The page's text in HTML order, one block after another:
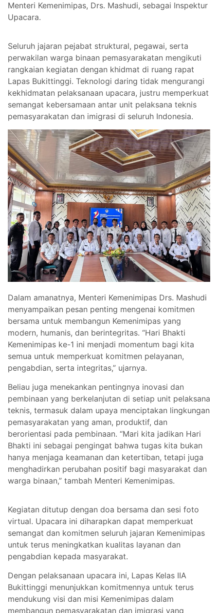
Menteri Kemenimipas, Drs. Mashudi, sebagai Inspektur
Upacara.
Seluruh jajaran pejabat struktural, pegawai, serta
perwakilan warga binaan pemasyarakatan mengikuti
rangkaian kegiatan dengan khidmat di ruang rapat
Lapas Bukittinggi. Teknologi daring tidak mengurangi
kekhidmatan pelaksanaan upacara, justru memperkuat
semangat kebersamaan antar unit pelaksana teknis
pemasyarakatan dan imigrasi di seluruh Indonesia.
Dalam amanatnya, Menteri Kemenimipas Drs. Mashudi
menyampaikan pesan penting mengenai komitmen
bersama untuk membangun Kemenimipas yang
modern, humanis, dan berintegritas. “Hari Bhakti
Kemenimipas ke-1 ini menjadi momentum bagi kita
semua untuk memperkuat komitmen pelayanan,
pengabdian, serta integritas,” ujarnya.
Beliau juga menekankan pentingnya inovasi dan
pembinaan yang berkelanjutan di setiap unit pelaksana
teknis, termasuk dalam upaya menciptakan lingkungan
pemasyarakatan yang aman, produktif, dan
berorientasi pada pembinaan. “Mari kita jadikan Hari
Bhakti ini sebagai pengingat bahwa tugas kita bukan
hanya menjaga keamanan dan ketertiban, tetapi juga
menghadirkan perubahan positif bagi masyarakat dan
warga binaan,” tambah Menteri Kemenimipas.
Kegiatan ditutup dengan doa bersama dan sesi foto
virtual. Upacara ini diharapkan dapat memperkuat
semangat dan komitmen seluruh jajaran Kemenimipas
untuk terus meningkatkan kualitas layanan dan
pengabdian kepada masyarakat.
Dengan pelaksanaan upacara ini, Lapas Kelas IIA
Bukittinggi menunjukkan komitmennya untuk terus
mendukung visi dan misi Kemenimipas dalam
membangun pemasyarakatan dan imigrasi yang